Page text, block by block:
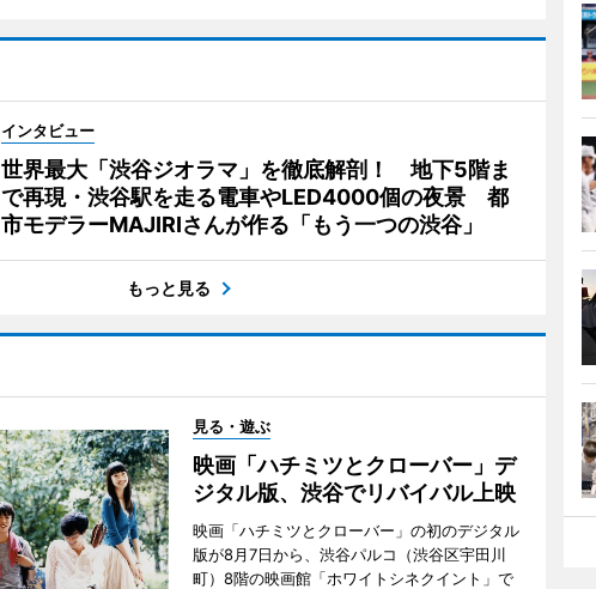
インタビュー
世界最大「渋谷ジオラマ」を徹底解剖！ 地下5階ま
で再現・渋谷駅を走る電車やLED4000個の夜景 都
市モデラーMAJIRIさんが作る「もう一つの渋谷」
もっと見る
見る・遊ぶ
映画「ハチミツとクローバー」デ
ジタル版、渋谷でリバイバル上映
映画「ハチミツとクローバー」の初のデジタル
版が8月7日から、渋谷パルコ（渋谷区宇田川
町）8階の映画館「ホワイトシネクイント」で